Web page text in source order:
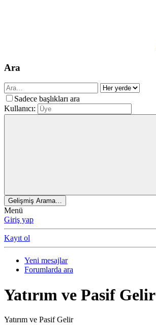
Ara
Sadece başlıkları ara
Kullanıcı:
Gelişmiş Arama…
Menü
Giriş yap
Kayıt ol
Yeni mesajlar
Forumlarda ara
Yatırım ve Pasif Gelir
Yatırım ve Pasif Gelir